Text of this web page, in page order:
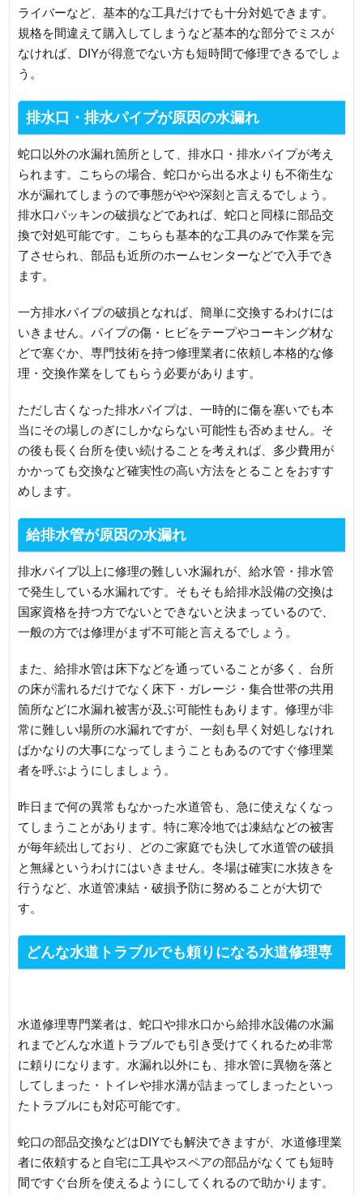
ライバーなど、基本的な工具だけでも十分対処できます。
規格を間違えて購入してしまうなど基本的な部分でミスが
なければ、DIYが得意でない方も短時間で修理できるでしょ
う。
排水口・排水パイプが原因の水漏れ
蛇口以外の水漏れ箇所として、排水口・排水パイプが考え
られます。こちらの場合、蛇口から出る水よりも不衛生な
水が漏れてしまうので事態がやや深刻と言えるでしょう。
排水口パッキンの破損などであれば、蛇口と同様に部品交
換で対処可能です。こちらも基本的な工具のみで作業を完
了させられ、部品も近所のホームセンターなどで入手でき
ます。
一方排水パイプの破損となれば、簡単に交換するわけには
いきません。パイプの傷・ヒビをテープやコーキング材な
どで塞ぐか、専門技術を持つ修理業者に依頼し本格的な修
理・交換作業をしてもらう必要があります。
ただし古くなった排水パイプは、一時的に傷を塞いでも本
当にその場しのぎにしかならない可能性も否めません。そ
の後も長く台所を使い続けることを考えれば、多少費用が
かかっても交換など確実性の高い方法をとることをおすす
めします。
給排水管が原因の水漏れ
排水パイプ以上に修理の難しい水漏れが、給水管・排水管
で発生している水漏れです。そもそも給排水設備の交換は
国家資格を持つ方でないとできないと決まっているので、
一般の方では修理がまず不可能と言えるでしょう。
また、給排水管は床下などを通っていることが多く、台所
の床が濡れるだけでなく床下・ガレージ・集合世帯の共用
箇所などに水漏れ被害が及ぶ可能性もあります。修理が非
常に難しい場所の水漏れですが、一刻も早く対処しなけれ
ばかなりの大事になってしまうこともあるのですぐ修理業
者を呼ぶようにしましょう。
昨日まで何の異常もなかった水道管も、急に使えなくなっ
てしまうことがあります。特に寒冷地では凍結などの被害
が毎年続出しており、どのご家庭でも決して水道管の破損
と無縁というわけにはいきません。冬場は確実に水抜きを
行うなど、水道管凍結・破損予防に努めることが大切で
す。
どんな水道トラブルでも頼りになる水道修理専
水道修理専門業者は、蛇口や排水口から給排水設備の水漏
れまでどんな水道トラブルでも引き受けてくれるため非常
に頼りになります。水漏れ以外にも、排水管に異物を落と
してしまった・トイレや排水溝が詰まってしまったといっ
たトラブルにも対応可能です。
蛇口の部品交換などはDIYでも解決できますが、水道修理業
者に依頼すると自宅に工具やスペアの部品がなくても短時
間ですぐ台所を使えるようにしてくれるので助かります。